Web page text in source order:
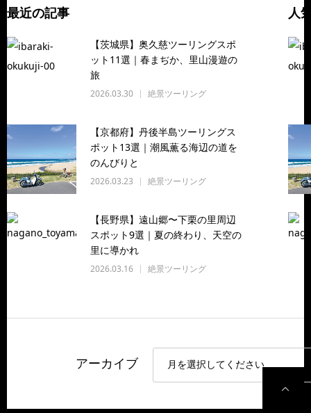
最近の記事
【茨城県】奥久慈ツーリングスポ
ット11選｜春まぢか、里山漫遊の
旅
2026.03.30 絶景ツーリング
【京都府】丹後半島ツーリングス
ポット13選｜潮風薫る海辺の道を
のんびりと
2026.03.23 絶景ツーリング
【長野県】遠山郷〜下栗の里周辺
スポット9選｜夏の終わり、天空の
里に導かれ
2026.03.16 絶景ツーリング
人
アーカイブ